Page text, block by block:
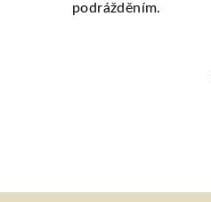
podrážděním.